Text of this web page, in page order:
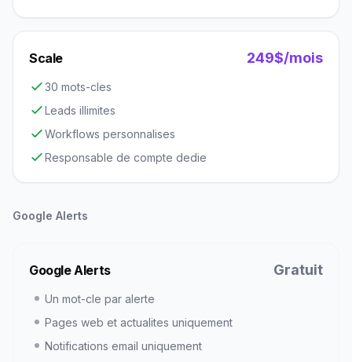
Scale 249$/mois
30 mots-cles
Leads illimites
Workflows personnalises
Responsable de compte dedie
Google Alerts
Google Alerts Gratuit
Un mot-cle par alerte
Pages web et actualites uniquement
Notifications email uniquement